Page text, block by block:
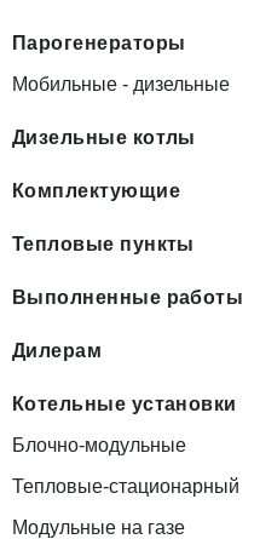
Парогенераторы
Мобильные - дизельные
Дизельные котлы
Комплектующие
Тепловые пункты
Выполненные работы
Дилерам
Котельные установки
Блочно-модульные
Тепловые-стационарный
Модульные на газе